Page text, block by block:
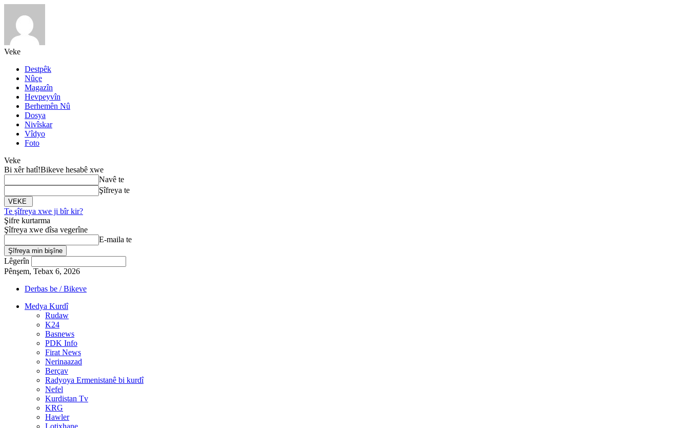
Veke
Destpêk
Nûçe
Magazîn
Hevpeyvîn
Berhemên Nû
Dosya
Nivîskar
Vîdyo
Foto
Veke
Bi xêr hatî!Bikeve hesabê xwe
Navê te
Şîfreya te
Te şîfreya xwe ji bîr kir?
Şifre kurtarma
Şîfreya xwe dîsa vegerîne
E-maila te
Lêgerîn
Pênşem, Tebax 6, 2026
Derbas be / Bikeve
Medya Kurdî
Rudaw
K24
Basnews
PDK Info
Firat News
Nerinaazad
Berçav
Radyoya Ermenistanê bi kurdî
Nefel
Kurdistan Tv
KRG
Hawler
Lotixhane